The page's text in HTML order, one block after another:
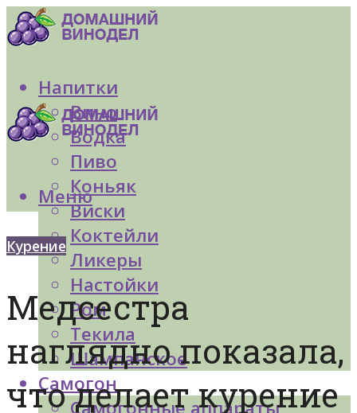
Напитки
Вино
Водка
Пиво
Коньяк
Виски
Коктейли
Ликеры
Настойки
Ром
Текила
Шампанское
Самогон
Меню
Курение
Медсестра
наглядно показала,
что делает курение